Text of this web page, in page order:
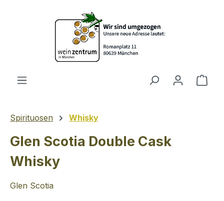
Zum Hauptinhalt springen
Spirituosen Whisky
Glen Scotia Double Cask
Whisky
Glen Scotia